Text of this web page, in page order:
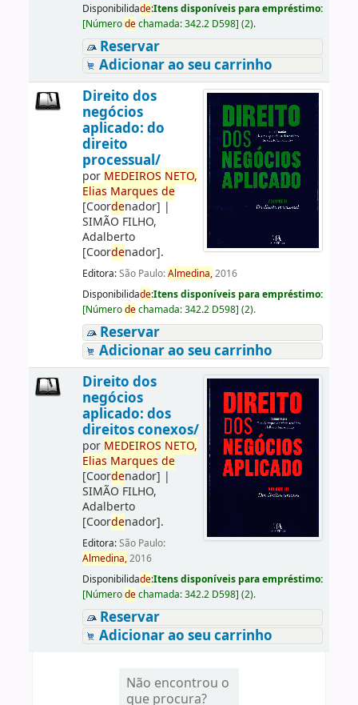
Disponibilidade:Itens disponíveis para empréstimo:
[Númerodechamada:342.2 D598] (2).
Reservar
Adicionar ao seu carrinho
Direito dos
negócios
aplicado: do
direito
processual/
por MEDEIROS NETO,
Elias Marques de
[Coordenador] |
SIMÃO FILHO,
Adalberto
[Coordenador].
Editora:São Paulo:Almedina,2016
Disponibilidade:Itens disponíveis para empréstimo:
[Númerodechamada:342.2 D598] (2).
Reservar
Adicionar ao seu carrinho
Direito dos
negócios
aplicado: dos
direitos conexos/
por MEDEIROS NETO,
Elias Marques de
[Coordenador] |
SIMÃO FILHO,
Adalberto
[Coordenador].
Editora:São Paulo:
Almedina,2016
Disponibilidade:Itens disponíveis para empréstimo:
[Númerodechamada:342.2 D598] (2).
Reservar
Adicionar ao seu carrinho
Não encontrou o
que procura?